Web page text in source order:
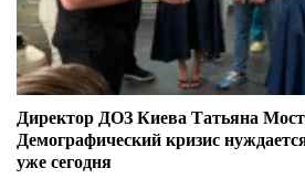
Директор ДОЗ Киева Татьяна
Демографический кризис
уже сегодня